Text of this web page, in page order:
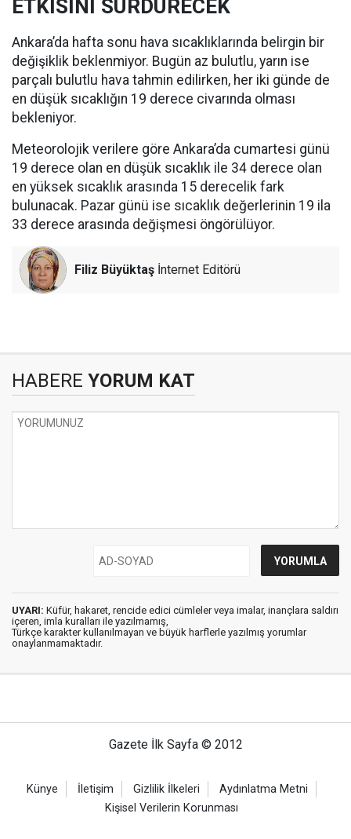
ETKİSİNİ SÜRDÜRECEK
Ankara’da hafta sonu hava sıcaklıklarında belirgin bir
değişiklik beklenmiyor. Bugün az bulutlu, yarın ise
parçalı bulutlu hava tahmin edilirken, her iki günde de
en düşük sıcaklığın 19 derece civarında olması
bekleniyor.
Meteorolojik verilere göre Ankara’da cumartesi günü
19 derece olan en düşük sıcaklık ile 34 derece olan
en yüksek sıcaklık arasında 15 derecelik fark
bulunacak. Pazar günü ise sıcaklık değerlerinin 19 ila
33 derece arasında değişmesi öngörülüyor.
Filiz Büyüktaş İnternet Editörü
HABERE YORUM KAT
UYARI: Küfür, hakaret, rencide edici cümleler veya imalar, inançlara saldırı
içeren, imla kuralları ile yazılmamış,
Türkçe karakter kullanılmayan ve büyük harflerle yazılmış yorumlar
onaylanmamaktadır.
Gazete İlk Sayfa © 2012
Künye İletişim Gizlilik İlkeleri
Aydınlatma Metni
Kişisel Verilerin Korunması